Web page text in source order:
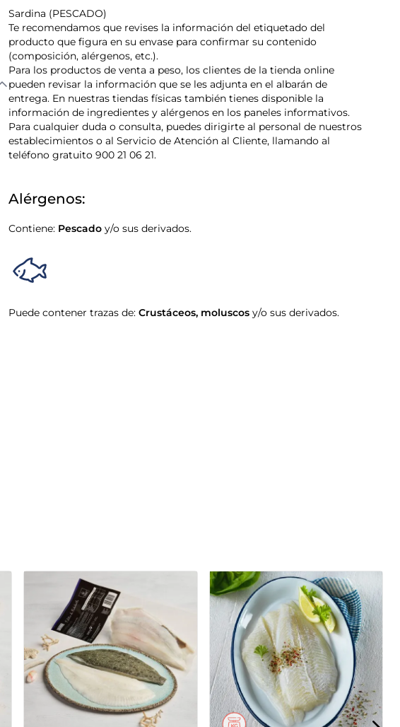
Sardina (PESCADO)
Te recomendamos que revises la información del etiquetado del
producto que figura en su envase para confirmar su contenido
(composición, alérgenos, etc.).
Para los productos de venta a peso, los clientes de la tienda online
pueden revisar la información que se les adjunta en el albarán de
entrega. En nuestras tiendas físicas también tienes disponible la
información de ingredientes y alérgenos en los paneles informativos.
Para cualquier duda o consulta, puedes dirigirte al personal de nuestros
establecimientos o al Servicio de Atención al Cliente, llamando al
teléfono gratuito 900 21 06 21.
Alérgenos:
Contiene: Pescado y/o sus derivados.
Puede contener trazas de: Crustáceos, moluscos y/o sus derivados.